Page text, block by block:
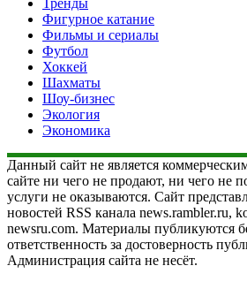
Фигурное катание
Фильмы и сериалы
Футбол
Хоккей
Шахматы
Шоу-бизнес
Экология
Экономика
Данный сайт не является
сайте ни чего не продают, ни чего не
услуги не оказываются. Сайт
новостей RSS канала news.rambler.ru,
newsru.com. Материалы публикуются
ответственность за достоверность
Администрация сайта не несёт.